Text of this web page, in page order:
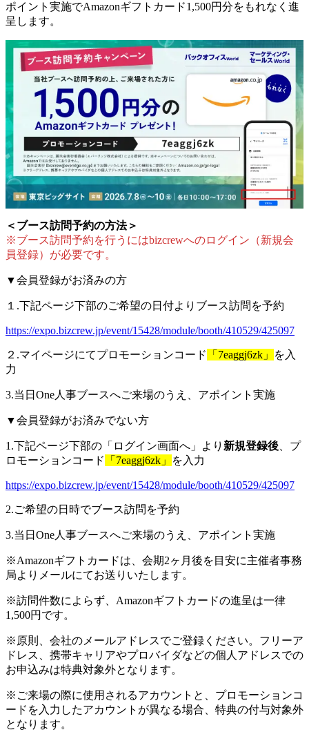
ポイント実施でAmazonギフトカード1,500円分をもれなく進
呈します。
＜ブース訪問予約の方法＞
※ブース訪問予約を行うにはbizcrewへのログイン（新規会
員登録）が必要です。
▼会員登録がお済みの方
１.下記ページ下部のご希望の日付よりブース訪問を予約
https://expo.bizcrew.jp/event/15428/module/booth/410529/425097
２.マイページにてプロモーションコード 「7eaggj6zk」
を入
力
3.当日One人事ブースへご来場のうえ、アポイント実施
▼会員登録がお済みでない方
1.下記ページ下部の「ログイン画面へ」より 新規登録後 、プ
ロモーションコード
「7eaggj6zk」 を入力
https://expo.bizcrew.jp/event/15428/module/booth/410529/425097
2.ご希望の日時でブース訪問を予約
3.当日One人事ブースへご来場のうえ、アポイント実施
※Amazonギフトカードは、会期2ヶ月後を目安に主催者事務
局よりメールにてお送りいたします。
※訪問件数によらず、Amazonギフトカードの進呈は一律
1,500円です。
※原則、会社のメールアドレスでご登録ください。フリーア
ドレス、携帯キャリアやプロバイダなどの個人アドレスでの
お申込みは特典対象外となります。
※ご来場の際に使用されるアカウントと、プロモーションコ
ードを入力したアカウントが異なる場合、特典の付与対象外
となります。